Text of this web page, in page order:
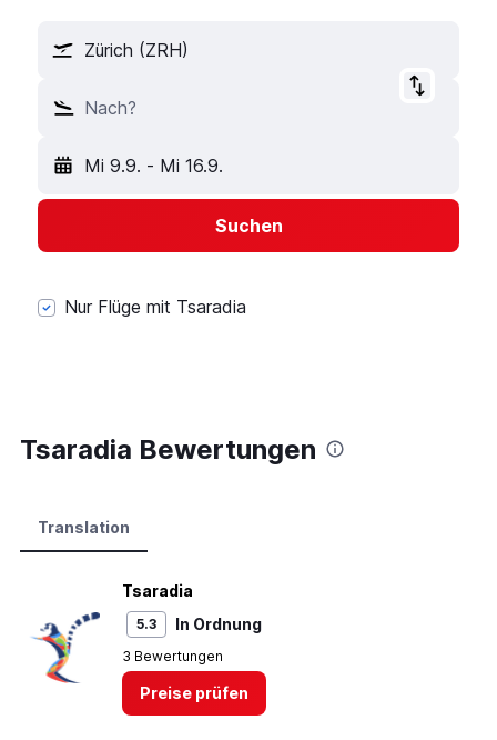
Zürich (ZRH)
Nach?
Mi 9.9. - Mi 16.9.
Suchen
Nur Flüge mit Tsaradia
Tsaradia Bewertungen
Translation
Tsaradia
5.3 In Ordnung
3 Bewertungen
Preise prüfen